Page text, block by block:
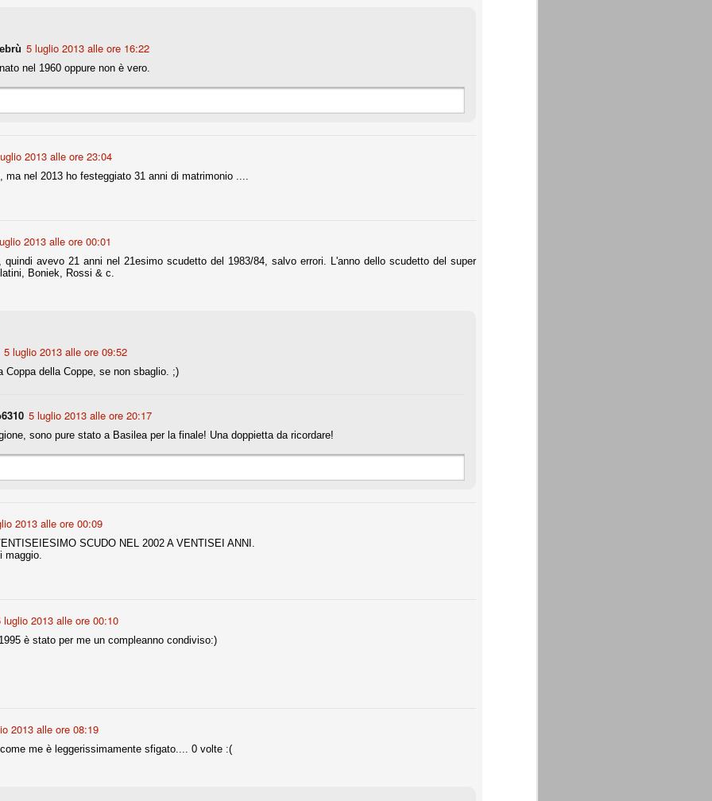
5 luglio 2013 alle ore 16:22
nel 1960 oppure non è vero.
2013 alle ore 23:04
ma nel 2013 ho festeggiato 31 anni di matrimonio ....
2013 alle ore 00:01
quindi avevo 21 anni nel 21esimo scudetto del 1983/84, salvo errori. L'anno dello scudetto del super
Boniek, Rossi & c.
5 luglio 2013 alle ore 09:52
Coppa della Coppe, se non sbaglio. ;)
5 luglio 2013 alle ore 20:17
sono pure stato a Basilea per la finale! Una doppietta da ricordare!
2013 alle ore 00:09
SCUDO NEL 2002 A VENTISEI ANNI.
maggio.
luglio 2013 alle ore 00:10
è stato per me un compleanno condiviso:)
2013 alle ore 08:19
me è leggerissimamente sfigato.... 0 volte :(
- Lazio 2-0
italiana, diventando così la squadra più titolata in Italia in
il Milan (a meno di classifiche e tabelle "galliane"), fermo a quota 6.
non è una barzelletta. O forse sì, fate voi, ma non fa ridere. Ci
non è una storiaccia legata alla ex Jugoslavia. Dicevamo che ci sono
finora sono le motivazioni del giudizio di Cassazione relativo a
scelto di farsi giudicare con il rito abbreviato.
e quindi non le commenteremo, le considerazioni (di parte)
preziosi minuti nelle gambe. E chi sabato era allo stadio a San
A
delle liste.
di ammortamento + ingaggio lordo annuo. La somma della potenza
il 70 % del fatturato al netto delle plusvalenze (vedi regole del
sono già arrivati Rugani, Dybala, Khedira, Mandzukic, Neto, Zaza.
fare meglio di noi tifosi.
uno fra i maggiori talenti del calcio italiano della sua generazione,
bravo nell'anticipo, bravo in marcatura, bravo nello scegliere il tempo
bravo nell'avanzare palla al piede, bravo nei colpi di testa. Bravo.